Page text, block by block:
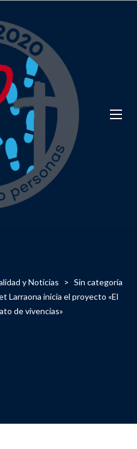
y Noticias > Sin categoría
Larraona inicia el proyecto «El
de vivencias»